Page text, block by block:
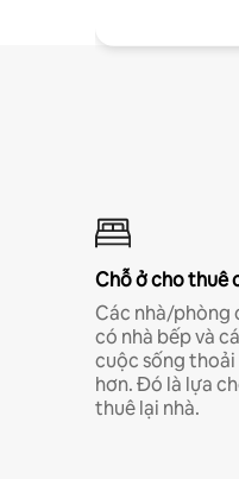
Chỗ ở cho thuê
Các nhà/phòng
có nhà bếp và
cuộc sống
hơn. Đó là lựa
thuê lại nhà.